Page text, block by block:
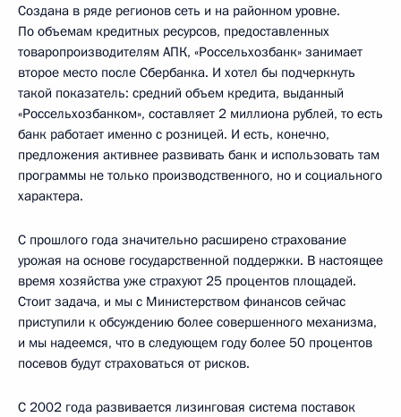
Создана в ряде регионов сеть и на районном уровне.
По объемам кредитных ресурсов, предоставленных
товаропроизводителям АПК, «Россельхозбанк» занимает
второе место после Сбербанка. И хотел бы подчеркнуть
такой показатель: средний объем кредита, выданный
«Россельхозбанком», составляет 2 миллиона рублей, то есть
банк работает именно с розницей. И есть, конечно,
предложения активнее развивать банк и использовать там
программы не только производственного, но и социального
характера.
С прошлого года значительно расширено страхование
урожая на основе государственной поддержки. В настоящее
время хозяйства уже страхуют 25 процентов площадей.
Стоит задача, и мы с Министерством финансов сейчас
приступили к обсуждению более совершенного механизма,
и мы надеемся, что в следующем году более 50 процентов
посевов будут страховаться от рисков.
С 2002 года развивается лизинговая система поставок